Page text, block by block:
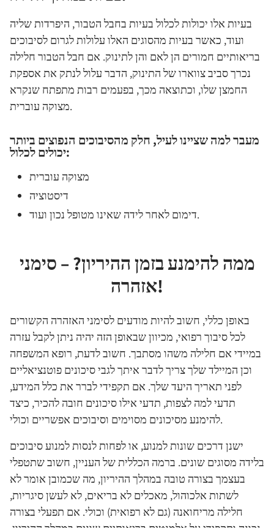
בעיות אלו יכולות לכלול בעיות בחבל הטבור, היפרדות שליה
ועוד, כאשר בעיות מהסוגים האלו עלולות לגרום לסיבוכים
בריאותיים חמורים הן לאם והן לתינוק. אם חבל הטבור חלילה
נכרך סביב צווארו של התינוק, הדבר עלול לנתק את אספקת
החמצן שלו, וכתוצאה מכך, בפעמים רבות מתפתח שנקרא
מצוקה עוברית.
מעבר למה שציינו לעיל, חלק מהסיבוכים הנפוצים ביותר
יכולים לכלול:
מצוקה עוברית
דיסטוציה
דימום לאחר לידה שאינו מטופל נכון ועוד.
ממה להימנע בזמן ההיריון? – סימני
אזהרה!
באופן כללי, חשוב להיות מודעים לסימני האזהרה הקשורים
לכל סיבוך רפואי, מכיוון שבאופן הזה יהיה ניתן לקבל עזרה
במיידי אם חלילה משהו מסתבך. חשוב לדעת, רופא המשפחה
וכן המיילד שלך צריך לדבר איתך לגבי סיכונים פוטנציאליים
לפני תאריך היעד שלך. אם תקפידי לברר את כלל המידע,
תדעי למה לצפות, תדעי אילו סיכונים חובה להכיר, כיצד
להימנע מסיכונים מסוימים וסיבוכים אפשריים וכולי.
ישנן דרכים שונות למנוע, או לפחות לנסות למנוע סיבוכים
בלידה מסוגים שונים. ברמה הכללית של העניין, חשוב שתטפלי
בעצמך בצורה טובה במהלך ההיריון, מה שכמובן אומר לא
לשתות אלכוהול, מאכלים לא בריאים, לא לעשן סיגריות,
חלילה מריחואנה (גם לא רפואית) וכולי. אם תפעלי בצורה